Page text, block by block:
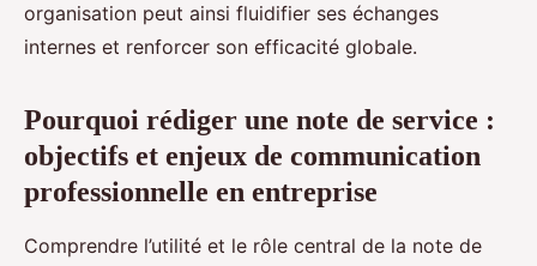
organisation peut ainsi fluidifier ses échanges
internes et renforcer son efficacité globale.
Pourquoi rédiger une note de service :
objectifs et enjeux de communication
professionnelle en entreprise
Comprendre l’utilité et le rôle central de la note de